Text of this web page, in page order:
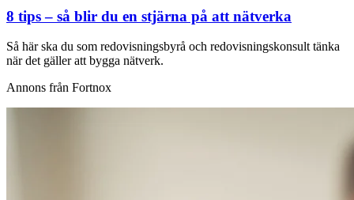
8 tips – så blir du en stjärna på att nätverka
Så här ska du som redovisningsbyrå och redovisningskonsult tänka
när det gäller att bygga nätverk.
Annons från Fortnox